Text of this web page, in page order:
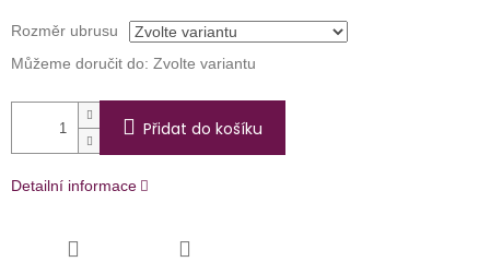
Rozměr ubrusu
Můžeme doručit do: Zvolte variantu
Přidat do košíku
Detailní informace